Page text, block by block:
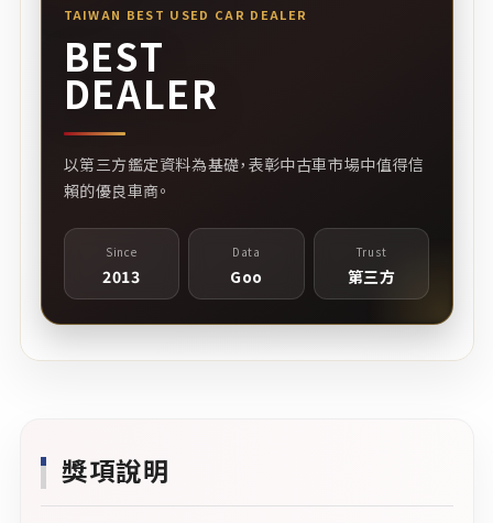
TAIWAN BEST USED CAR DEALER
BEST
DEALER
以第三方鑑定資料為基礎，表彰中古車市場中值得信
賴的優良車商。
Since
2013
Data
Goo
Trust
第三方
獎項說明